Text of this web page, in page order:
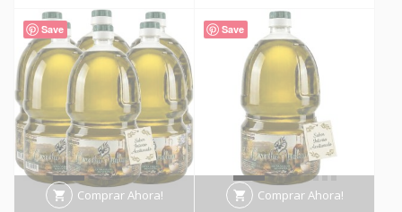
Save
Comprar Ahora!
Save
Comprar Ahora!